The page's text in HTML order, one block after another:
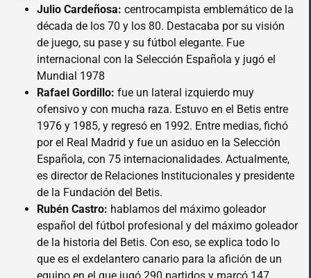
Julio Cardeñosa: centrocampista emblemático de la
década de los 70 y los 80. Destacaba por su visión
de juego, su pase y su fútbol elegante. Fue
internacional con la Selección Española y jugó el
Mundial 1978
Rafael Gordillo: fue un lateral izquierdo muy
ofensivo y con mucha raza. Estuvo en el Betis entre
1976 y 1985, y regresó en 1992. Entre medias, fichó
por el Real Madrid y fue un asiduo en la Selección
Española, con 75 internacionalidades. Actualmente,
es director de Relaciones Institucionales y presidente
de la Fundación del Betis.
Rubén Castro: hablamos del máximo goleador
español del fútbol profesional y del máximo goleador
de la historia del Betis. Con eso, se explica todo lo
que es el exdelantero canario para la afición de un